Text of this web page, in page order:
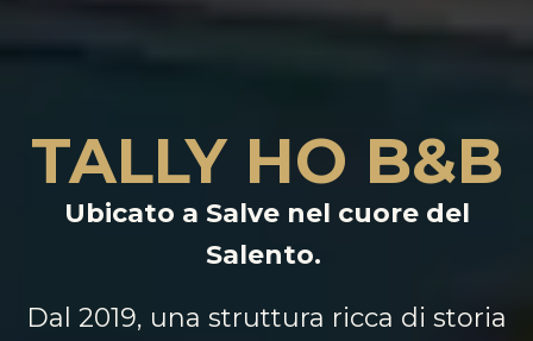
TALLY HO B&B
Ubicato a Salve nel cuore del
Salento.
Dal 2019, una struttura ricca di storia